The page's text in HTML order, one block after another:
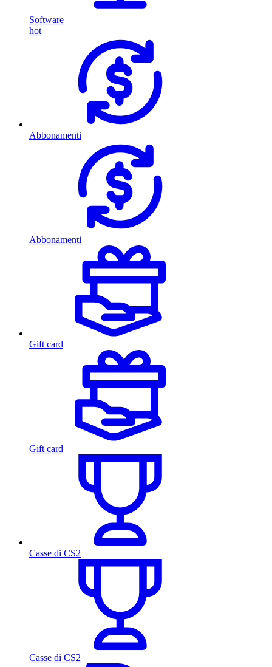
Software
hot
Abbonamenti
Abbonamenti
Gift card
Gift card
Casse di CS2
Casse di CS2